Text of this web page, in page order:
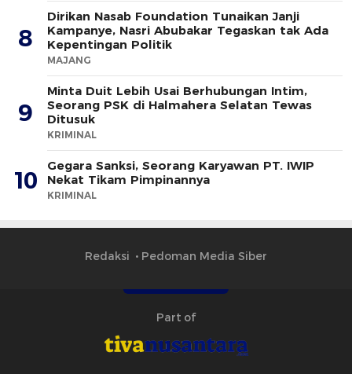
8
Dirikan Nasab Foundation Tunaikan Janji
Kampanye, Nasri Abubakar Tegaskan tak Ada
Kepentingan Politik
MAJANG
9
Minta Duit Lebih Usai Berhubungan Intim,
Seorang PSK di Halmahera Selatan Tewas
Ditusuk
KRIMINAL
10
Gegara Sanksi, Seorang Karyawan PT. IWIP
Nekat Tikam Pimpinannya
KRIMINAL
Redaksi Pedoman Media Siber
Part of